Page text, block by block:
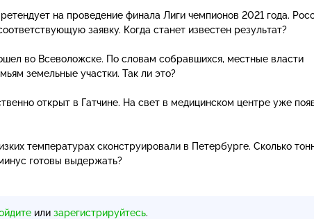
на проведение финала Лиги чемпионов 2021 года.
заявку. Когда станет известен результат?
во Всеволожске. По словам собравшихся, местные власти
земельные участки. Так ли это?
открыт в Гатчине. На свет в медицинском центре уже
температурах сконструировали в Петербурге. Сколько
готовы выдержать?
или зарегистрируйтесь.